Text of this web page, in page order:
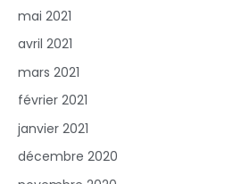
mai 2021
avril 2021
mars 2021
février 2021
janvier 2021
décembre 2020